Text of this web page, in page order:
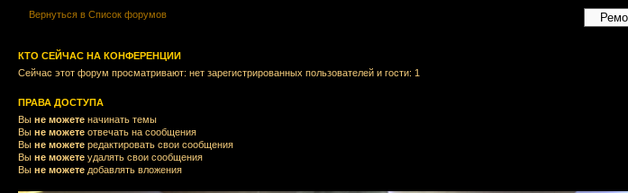
Вернуться в Список форумов
КТО СЕЙЧАС НА КОНФЕРЕНЦИИ
Сейчас этот форум просматривают: нет зарегистрированных пользователей и гости: 1
ПРАВА ДОСТУПА
Вы не можете начинать темы
Вы не можете отвечать на сообщения
Вы не можете редактировать свои сообщения
Вы не можете удалять свои сообщения
Вы не можете добавлять вложения